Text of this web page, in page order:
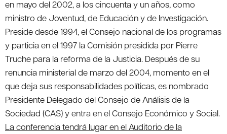
en mayo del 2002, a los cincuenta y un años, como
ministro de Joventud, de Educación y de Investigación.
Preside desde 1994, el Consejo nacional de los programas
y particia en el 1997 la Comisión presidida por Pierre
Truche para la reforma de la Justicia. Después de su
renuncia ministerial de marzo del 2004, momento en el
que deja sus responsabilidades políticas, es nombrado
Presidente Delegado del Consejo de Análisis de la
Sociedad (CAS) y entra en el Consejo Económico y Social.
La conferencia tendrá lugar en el Auditorio de la